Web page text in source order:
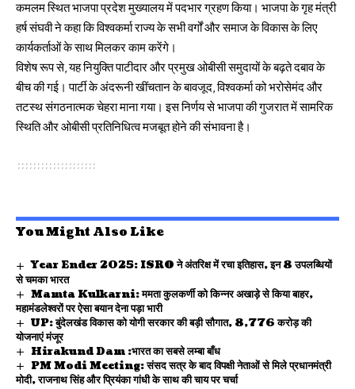
कमलम स्थित भाजपा प्रदेश मुख्यालय में पदभार ग्रहण किया। भाजपा के गृह मंत्री
हर्ष संघवी ने कहा कि विश्वकर्मा राज्य के सभी वर्गों और समाज के विकास के लिए
कार्यकर्ताओं के साथ मिलकर काम करेंगे।
विशेष रूप से, यह नियुक्ति पाटीदार और प्रमुख ओबीसी समुदायों के बढ़ते दबाव के
बीच की गई। पार्टी के अंदरूनी खींचतान के बावजूद, विश्वकर्मा को भरोसेमंद और
तटस्थ संगठनात्मक चेहरा माना गया। इस निर्णय से भाजपा की गुजरात में सामरिक
स्थिति और ओबीसी प्रतिनिधित्व मजबूत होने की संभावना है।
You Might Also Like
Year Ender 2025: ISRO ने अंतरिक्ष में रचा इतिहास, इन 8 उपलब्धियों
से चमका भारत
Mamta Kulkarni: ममता कुलकर्णी को किन्नर अखाड़े से किया बाहर,
महामंडलेश्वरों पर ऐसा बयान देना पड़ा भारी
UP: बुंदेलखंड विकास को योगी सरकार की बड़ी सौगात, 8,776 करोड़ की
योजनाएं मंजूर
Hirakund Dam :भारत का सबसे लम्बा बाँध
PM Modi Meeting: संसद सत्र के बाद विपक्षी नेताओं से मिले प्रधानमंत्री
मोदी, राजनाथ सिंह और प्रियंका गांधी के साथ की चाय पर चर्चा